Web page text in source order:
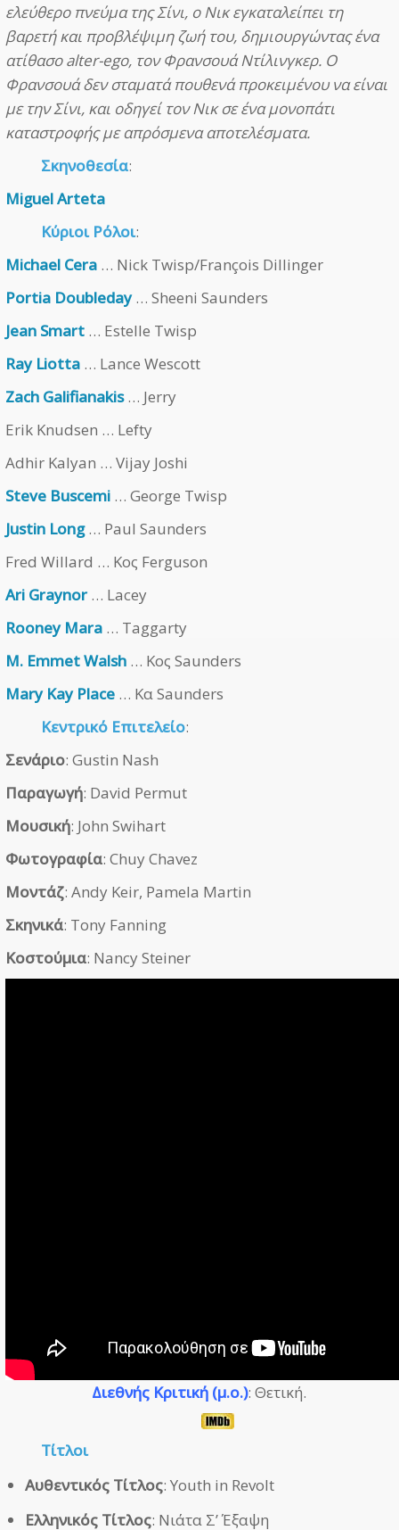
ελεύθερο πνεύμα της Σίνι, ο Νικ εγκαταλείπει τη
βαρετή και προβλέψιμη ζωή του, δημιουργώντας ένα
ατίθασο alter-ego, τον Φρανσουά Ντίλινγκερ. Ο
Φρανσουά δεν σταματά πουθενά προκειμένου να είναι
με την Σίνι, και οδηγεί τον Νικ σε ένα μονοπάτι
καταστροφής με απρόσμενα αποτελέσματα.
Σκηνοθεσία:
Miguel Arteta
Κύριοι Ρόλοι:
Michael Cera … Nick Twisp/François Dillinger
Portia Doubleday… Sheeni Saunders
Jean Smart … Estelle Twisp
Ray Liotta … Lance Wescott
Zach Galifianakis… Jerry
Erik Knudsen … Lefty
Adhir Kalyan … Vijay Joshi
Steve Buscemi … George Twisp
Justin Long… Paul Saunders
Fred Willard … Κος Ferguson
Ari Graynor … Lacey
Rooney Mara … Taggarty
M. Emmet Walsh … Κος Saunders
Mary Kay Place … Κα Saunders
Κεντρικό Επιτελείο:
Σενάριο: Gustin Nash
Παραγωγή: David Permut
Μουσική: John Swihart
Φωτογραφία: Chuy Chavez
Μοντάζ: Andy Keir, Pamela Martin
Σκηνικά: Tony Fanning
Κοστούμια: Nancy Steiner
Διεθνής Κριτική (μ.ο.): Θετική.
Τίτλοι
Αυθεντικός Τίτλος: Youth in Revolt
Ελληνικός Τίτλος: Νιάτα Σ’ Έξαψη